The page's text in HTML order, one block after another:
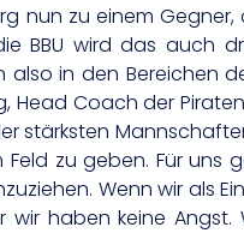
nun zu einem
BBU wird das auch
in den Bereichen
Coach der
stärksten
zu geben. Für uns
Wenn wir als
wir haben keine